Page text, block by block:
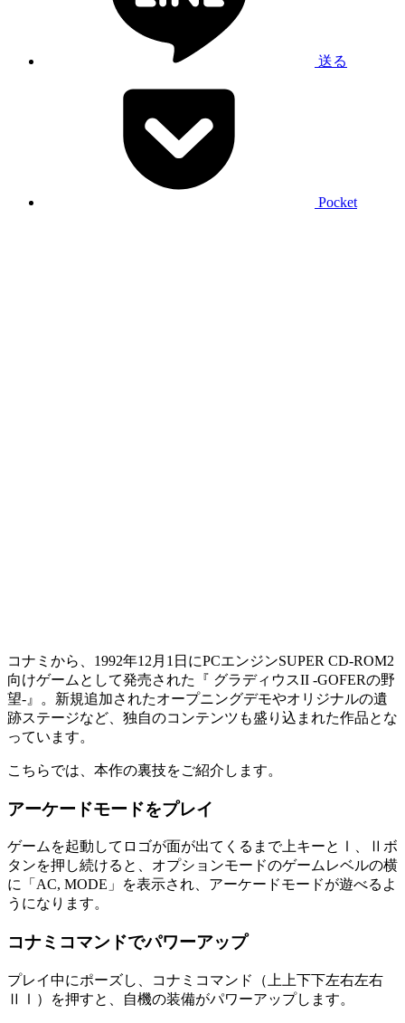
送る
Pocket
コナミから、1992年12月1日にPCエンジンSUPER CD-ROM2
向けゲームとして発売された『 グラディウスII -GOFERの野
望-』。新規追加されたオープニングデモやオリジナルの遺
跡ステージなど、独自のコンテンツも盛り込まれた作品とな
っています。
こちらでは、本作の裏技をご紹介します。
アーケードモードをプレイ
ゲームを起動してロゴが面が出てくるまで上キーとⅠ、Ⅱボ
タンを押し続けると、オプションモードのゲームレベルの横
に「AC, MODE」を表示され、アーケードモードが遊べるよ
うになります。
コナミコマンドでパワーアップ
プレイ中にポーズし、コナミコマンド（上上下下左右左右
ⅡⅠ）を押すと、自機の装備がパワーアップします。